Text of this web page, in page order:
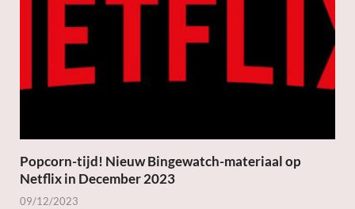
Popcorn-tijd! Nieuw Bingewatch-materiaal op
Netflix in December 2023
09/12/2023